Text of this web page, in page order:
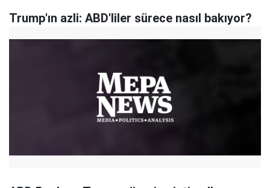
Trump'ın azli: ABD'liler sürece nasıl bakıyor?